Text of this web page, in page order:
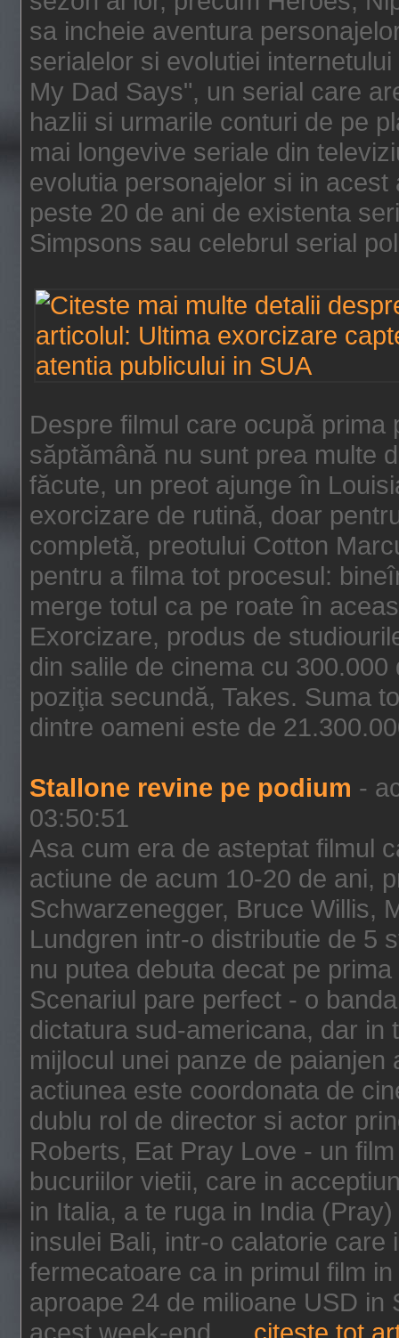
sa incheie aventura
serialelor si evolutiei
My Dad Says", un serial care
hazlii si urmarile conturi de pe
mai longevive seriale din
evolutia personajelor si in
peste 20 de ani de existenta
Simpsons sau celebrul serial
Despre filmul care ocupă
săptămână nu sunt prea multe
făcute, un preot ajunge în
exorcizare de rutină, doar
completă, preotului Cotton
pentru a filma tot procesul:
merge totul ca pe roate în
Exorcizare, produs de
din salile de cinema cu
poziţia secundă, Takes. Suma
dintre oameni este de
Stallone revine pe podium -
03:50:51
Asa cum era de asteptat filmul
actiune de acum 10-20 de ani,
Schwarzenegger, Bruce Willis,
Lundgren intr-o distributie de 5
nu putea debuta decat pe
Scenariul pare perfect - o
dictatura sud-americana, dar in
mijlocul unei panze de
actiunea este coordonata de
dublu rol de director si actor
Roberts, Eat Pray Love - un
bucuriilor vietii, care in
in Italia, a te ruga in India
insulei Bali, intr-o calatorie
fermecatoare ca in primul film
aproape 24 de milioane USD in